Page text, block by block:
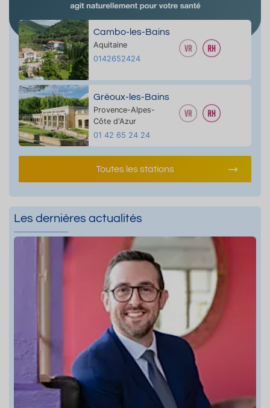
Cambo-les-Bains
Aquitaine
0142652424
Gréoux-les-Bains
Provence-Alpes-
Côte d'Azur
01 42 65 24 24
Toutes les stations
Les dernières actualités